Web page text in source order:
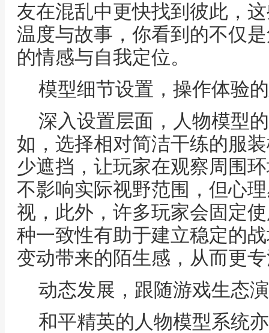
友在混乱中更快找到彼此，
温度与故事，你看到的不仅
的情感与自我定位。
模型细节设置，操作体验
深入设置层面，人物模型
如，选择相对简洁干练的服
少遮挡，让玩家在观察周围
不影响实际视野范围，但心
视，此外，许多玩家会固定
种一致性有助于建立稳定的
变动带来的陌生感，从而更
动态发展，跟随游戏生态
和平精英的人物模型系统